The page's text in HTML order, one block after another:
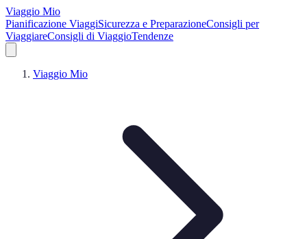
Viaggio Mio
Pianificazione ViaggiSicurezza e PreparazioneConsigli per
ViaggiareConsigli di ViaggioTendenze
Viaggio Mio